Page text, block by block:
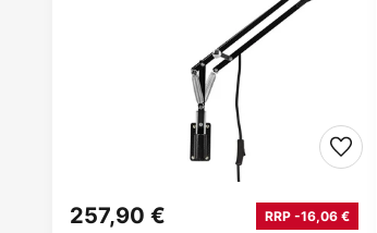
257,90 € RRP -16,06 €